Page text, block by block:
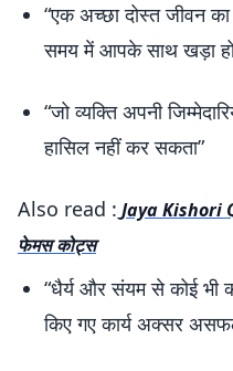
“एक अच्छा दोस्त जीवन
समय में आपके साथ खड़ा
“जो व्यक्ति अपनी
हासिल नहीं कर सकता”
Also read : Jaya Kishori
फेमस कोट्स
“धैर्य और संयम से कोई भी
किए गए कार्य अक्सर